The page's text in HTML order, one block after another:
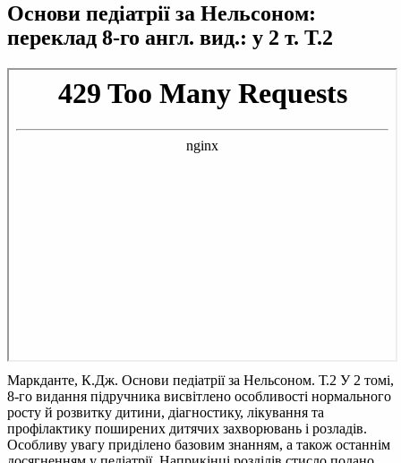
Основи педіатрії за Нельсоном:
переклад 8-го англ. вид.: у 2 т. Т.2
Маркданте, К.Дж. Основи педіатрії за Нельсоном. Т.2 У 2 томі,
8-го видання підручника висвітлено особливості нормального
росту й розвитку дитини, діагностику, лікування та
профілактику поширених дитячих захворювань і розладів.
Особливу увагу приділено базовим знанням, а також останнім